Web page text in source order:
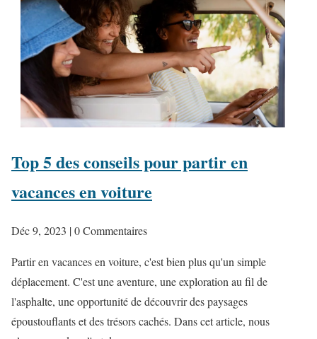
Top 5 des conseils pour partir en
vacances en voiture
Déc 9, 2023 | 0 Commentaires
Partir en vacances en voiture, c'est bien plus qu'un simple
déplacement. C'est une aventure, une exploration au fil de
l'asphalte, une opportunité de découvrir des paysages
époustouflants et des trésors cachés. Dans cet article, nous